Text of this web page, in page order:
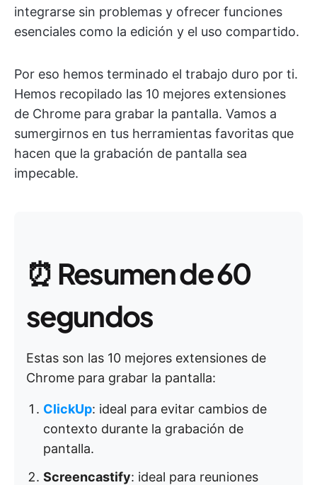
integrarse sin problemas y ofrecer funciones
esenciales como la edición y el uso compartido.
Por eso hemos terminado el trabajo duro por ti.
Hemos recopilado las 10 mejores extensiones
de Chrome para grabar la pantalla. Vamos a
sumergirnos en tus herramientas favoritas que
hacen que la grabación de pantalla sea
impecable.
⏰ Resumen de 60
segundos
Estas son las 10 mejores extensiones de
Chrome para grabar la pantalla:
ClickUp: ideal para evitar cambios de
contexto durante la grabación de
pantalla.
Screencastify: ideal para reuniones